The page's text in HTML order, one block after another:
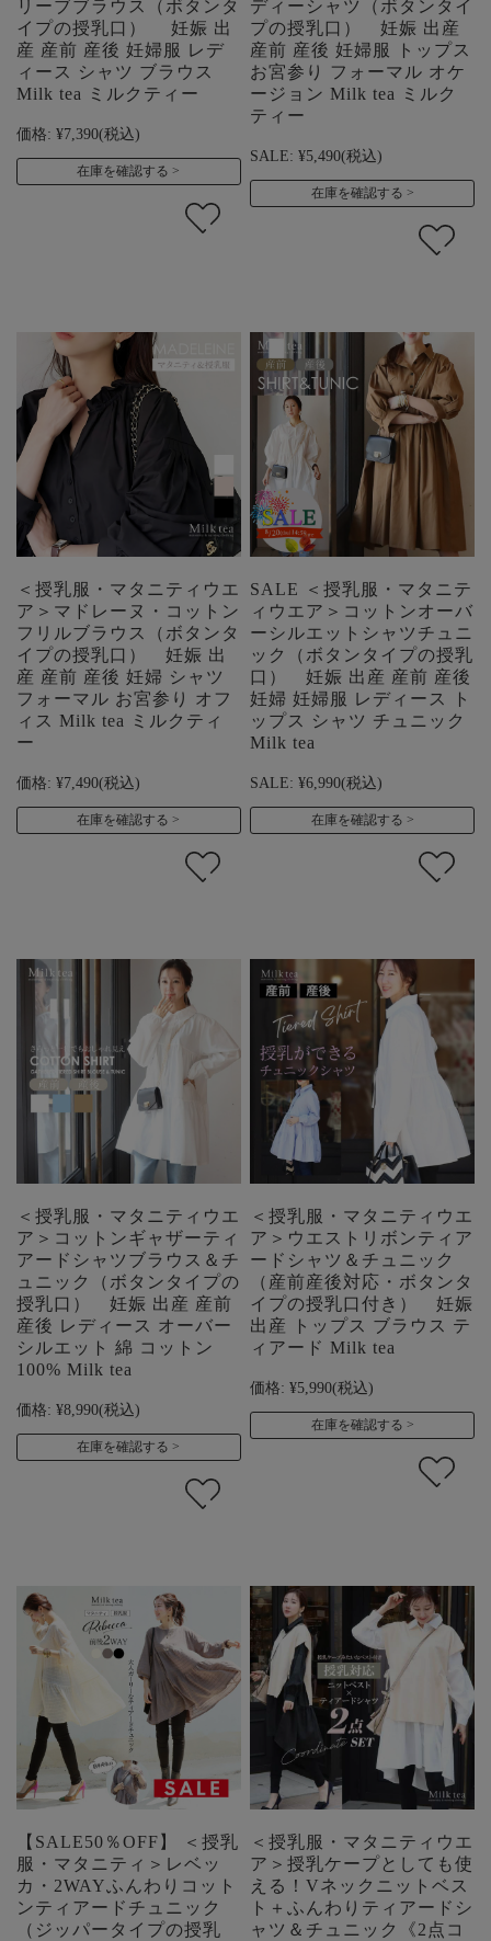
リーブブラウス（ボタンタ
イプの授乳口） 妊娠 出
産 産前 産後 妊婦服 レデ
ィース シャツ ブラウス
Milk tea ミルクティー
価格: ¥7,390(税込)
在庫を確認する
ディーシャツ（ボタンタイ
プの授乳口） 妊娠 出産
産前 産後 妊婦服 トップス
お宮参り フォーマル オケ
ージョン Milk tea ミルク
ティー
SALE: ¥5,490(税込)
在庫を確認する
＜授乳服・マタニティウエ
ア＞マドレーヌ・コットン
フリルブラウス（ボタンタ
イプの授乳口） 妊娠 出
産 産前 産後 妊婦 シャツ
フォーマル お宮参り オフ
ィス Milk tea ミルクティ
ー
価格: ¥7,490(税込)
在庫を確認する
SALE ＜授乳服・マタニテ
ィウエア＞コットンオーバ
ーシルエットシャツチュニ
ック（ボタンタイプの授乳
口） 妊娠 出産 産前 産後
妊婦 妊婦服 レディース ト
ップス シャツ チュニック
Milk tea
SALE: ¥6,990(税込)
在庫を確認する
＜授乳服・マタニティウエ
ア＞コットンギャザーティ
アードシャツブラウス＆チ
ュニック（ボタンタイプの
授乳口） 妊娠 出産 産前
産後 レディース オーバー
シルエット 綿 コットン
100% Milk tea
価格: ¥8,990(税込)
在庫を確認する
＜授乳服・マタニティウエ
ア＞ウエストリボンティア
ードシャツ＆チュニック
（産前産後対応・ボタンタ
イプの授乳口付き） 妊娠
出産 トップス ブラウス テ
ィアード Milk tea
価格: ¥5,990(税込)
在庫を確認する
【SALE50％OFF】 ＜授乳
服・マタニティ＞レベッ
カ・2WAYふんわりコット
ンティアードチュニック
（ジッパータイプの授乳
＜授乳服・マタニティウエ
ア＞授乳ケープとしても使
える！Vネックニットベス
ト＋ふんわりティアードシ
ャツ＆チュニック《2点コ